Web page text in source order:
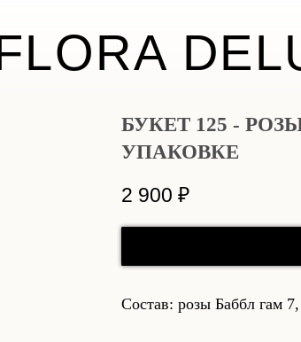
БУКЕТ 125 -
УПАКОВКЕ
2 900 ₽
Состав: розы Баббл гам